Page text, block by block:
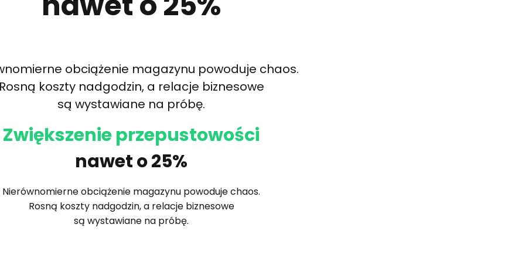
obciążenie magazynu powoduje chaos.
koszty nadgodzin, a relacje biznesowe
są wystawiane na próbę.
Zwiększenie przepustowości
nawet o 25%
Nierównomierne obciążenie magazynu powoduje chaos.
Rosną koszty nadgodzin, a relacje biznesowe
są wystawiane na próbę.